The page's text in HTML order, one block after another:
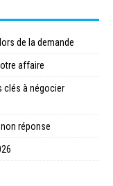
de la demande
affaire
clés à négocier
réponse